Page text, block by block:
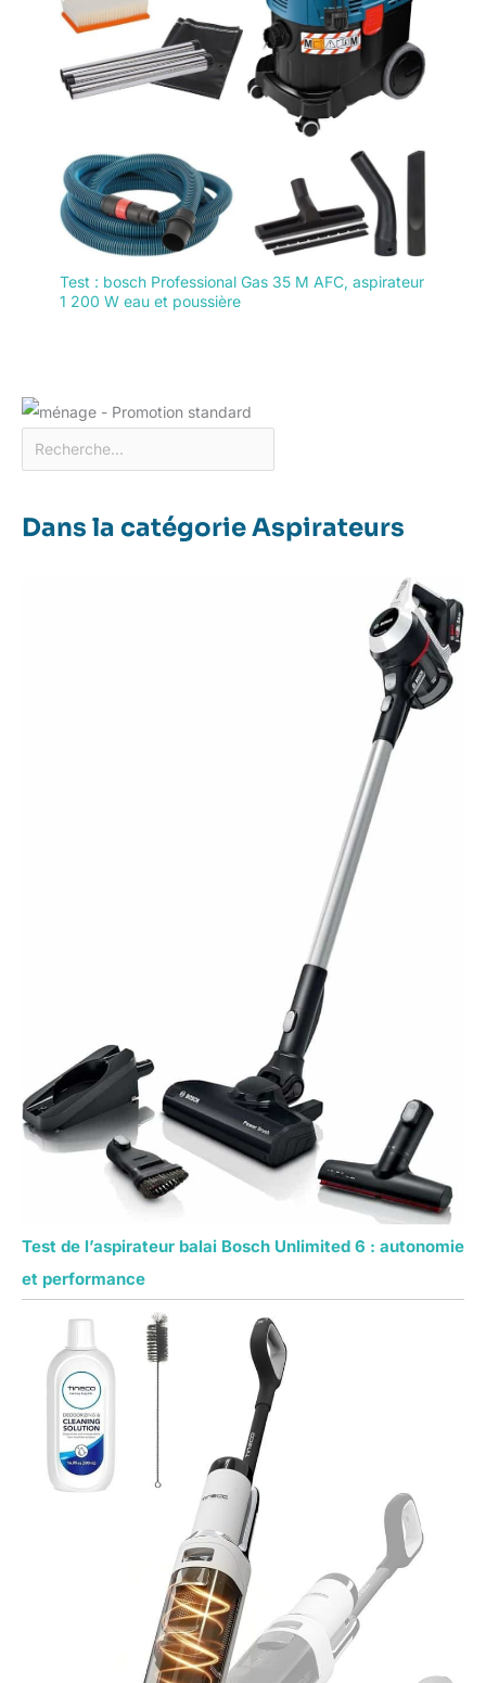
Test : bosch Professional Gas 35 M AFC, aspirateur
1 200 W eau et poussière
Dans la catégorie Aspirateurs
Test de l’aspirateur balai Bosch Unlimited 6 : autonomie
et performance